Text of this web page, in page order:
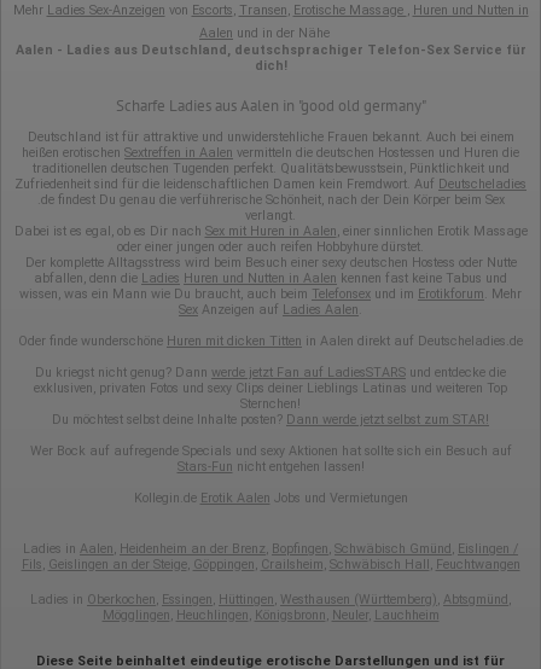
Mehr Ladies Sex-Anzeigen von Escorts, Transen, Erotische Massage , Huren und Nutten in
Aalen und in der Nähe
Aalen - Ladies aus Deutschland, deutschsprachiger Telefon-Sex Service für
dich!
Scharfe Ladies aus Aalen in "good old germany"
Deutschland ist für attraktive und unwiderstehliche Frauen bekannt. Auch bei einem
heißen erotischen Sextreffen in Aalen vermitteln die deutschen Hostessen und Huren die
traditionellen deutschen Tugenden perfekt. Qualitätsbewusstsein, Pünktlichkeit und
Zufriedenheit sind für die leidenschaftlichen Damen kein Fremdwort. Auf Deutscheladies
.de findest Du genau die verführerische Schönheit, nach der Dein Körper beim Sex
verlangt.
Dabei ist es egal, ob es Dir nach Sex mit Huren in Aalen, einer sinnlichen Erotik Massage
oder einer jungen oder auch reifen Hobbyhure dürstet.
Der komplette Alltagsstress wird beim Besuch einer sexy deutschen Hostess oder Nutte
abfallen, denn die Ladies Huren und Nutten in Aalen kennen fast keine Tabus und
wissen, was ein Mann wie Du braucht, auch beim Telefonsex und im Erotikforum. Mehr
Sex Anzeigen auf Ladies Aalen.
Oder finde wunderschöne Huren mit dicken Titten in Aalen direkt auf Deutscheladies.de
Du kriegst nicht genug? Dann werde jetzt Fan auf LadiesSTARS und entdecke die
exklusiven, privaten Fotos und sexy Clips deiner Lieblings Latinas und weiteren Top
Sternchen!
Du möchtest selbst deine Inhalte posten? Dann werde jetzt selbst zum STAR!
Wer Bock auf aufregende Specials und sexy Aktionen hat sollte sich ein Besuch auf
Stars-Fun nicht entgehen lassen!
Kollegin.de Erotik Aalen Jobs und Vermietungen
Ladies in Aalen, Heidenheim an der Brenz, Bopfingen, Schwäbisch Gmünd , Eislingen /
Fils, Geislingen an der Steige, Göppingen, Crailsheim, Schwäbisch Hall , Feuchtwangen
Ladies in Oberkochen, Essingen, Hüttingen, Westhausen (Württemberg), Abtsgmünd ,
Mögglingen, Heuchlingen, Königsbronn, Neuler, Lauchheim
Diese Seite beinhaltet eindeutige erotische Darstellungen und ist für